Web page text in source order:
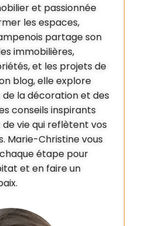
et passionnée
les espaces,
partage son
immobilières,
et les projets de
blog, elle explore
de la décoration et des
conseils inspirants
vie qui reflètent vos
Marie-Christine vous
étape pour
et en faire un